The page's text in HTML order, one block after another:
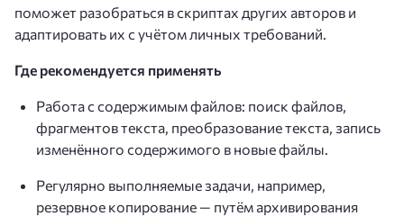
поможет разобраться в скриптах других авторов и
адаптировать их с учётом личных требований.
Где рекомендуется применять
Работа с содержимым файлов: поиск файлов,
фрагментов текста, преобразование текста, запись
изменённого содержимого в новые файлы.
Регулярно выполняемые задачи, например,
резервное копирование — путём архивирования